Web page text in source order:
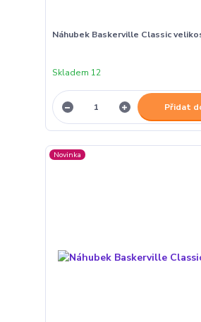
Náhubek Baskerville Classic
Skladem 12
Přidat
Novinka